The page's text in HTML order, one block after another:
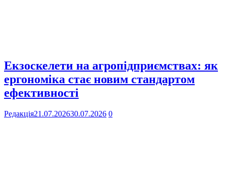
Екзоскелети на агропідприємствах: як
ергономіка стає новим стандартом
ефективності
Редакція21.07.202630.07.2026 0